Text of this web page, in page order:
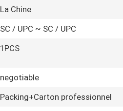
La Chine
SC / UPC ~ SC / UPC
1PCS
negotiable
Packing+Carton professionnel